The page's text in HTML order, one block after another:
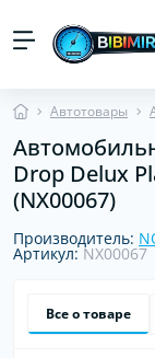
Автотовары
Drop Delux
(NX00067)
Производитель:
Артикул: NX00067
Все о товаре